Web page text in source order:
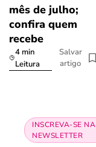
mês de julho;
confira quem
recebe
4 min
Leitura
Salvar
artigo
INSCREVA-SE NA
NEWSLETTER